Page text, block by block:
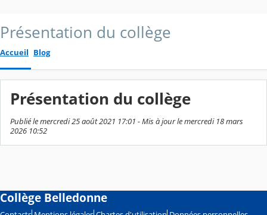
Présentation du collège
Accueil Blog
Présentation du collège
Publié le mercredi 25 août 2021 17:01 - Mis à jour le mercredi 18 mars
2026 10:52
Collège Belledonne